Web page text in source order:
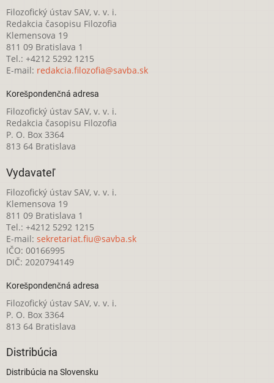
Filozofický ústav SAV, v. v. i.
Redakcia časopisu Filozofia
Klemensova 19
811 09 Bratislava 1
Tel.: +4212 5292 1215
E-mail: redakcia.filozofia@savba.sk
Korešpondenčná adresa
Filozofický ústav SAV, v. v. i.
Redakcia časopisu Filozofia
P. O. Box 3364
813 64 Bratislava
Vydavateľ
Filozofický ústav SAV, v. v. i.
Klemensova 19
811 09 Bratislava 1
Tel.: +4212 5292 1215
E-mail: sekretariat.fiu@savba.sk
IČO: 00166995
DIČ: 2020794149
Korešpondenčná adresa
Filozofický ústav SAV, v. v. i.
P. O. Box 3364
813 64 Bratislava
Distribúcia
Distribúcia na Slovensku